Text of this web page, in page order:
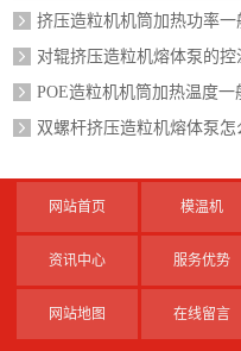
挤压造粒机机筒加热功率一
对辊挤压造粒机熔体泵的控
POE造粒机机筒加热温度一
双螺杆挤压造粒机熔体泵怎
网站首页 模温机
资讯中心 服务优势
网站地图 在线留言